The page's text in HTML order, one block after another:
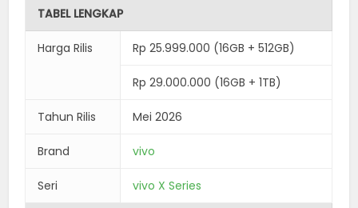
TABEL LENGKAP
Harga Rilis Rp 25.999.000 (16GB + 512GB)
Rp 29.000.000 (16GB + 1TB)
Tahun Rilis Mei 2026
Brand vivo
Seri vivo X Series